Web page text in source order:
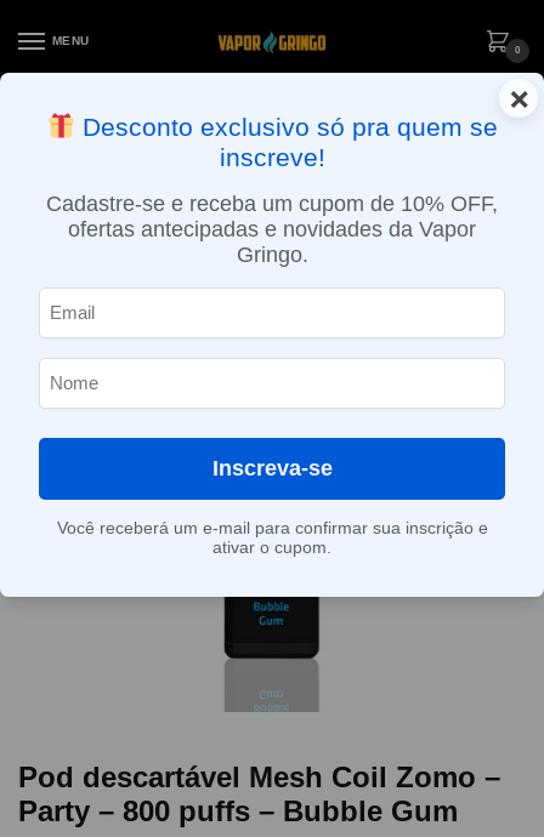
MENU
0
ENTREGA NO MESMO DIA EM SÃO PAULO (SEG A SEX): PEDIDOS
APROVADOS ATÉ 15:30 VIA MOTOBOY
Pod descartável Mesh Coil Zomo –
Party – 800 puffs – Bubble Gum
×
Desconto exclusivo só pra quem se
inscreve!
Cadastre-se e receba um cupom de 10% OFF,
ofertas antecipadas e novidades da Vapor
Gringo.
Inscreva-se
Você receberá um e-mail para confirmar sua inscrição e
ativar o cupom.